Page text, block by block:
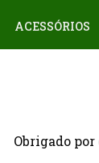
ACESSÓRIOS
Obrigado